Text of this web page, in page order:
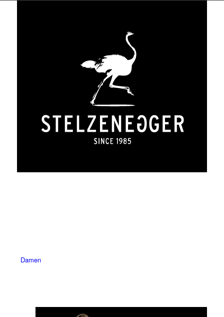
Damen